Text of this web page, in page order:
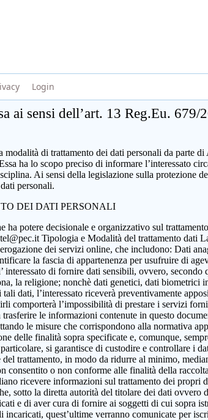
Login
ai sensi dell’art. 13 Reg.Eu. 679/
modalità di trattamento dei dati personali da parte
ha lo scopo preciso di informare l’interessato
Ai sensi della legislazione sulla protezione
personali.
DEI DATI PERSONALI
ha potere decisionale e organizzativo sul
Tipologia e Modalità del trattamento dati
dei servizi online, che includono: Dati
la fascia di appartenenza per usufruire di
interessato di fornire dati sensibili, ovvero,
la religione; nonchè dati genetici, dati
tali dati, l’interessato riceverà preventivamente
comporterà l’impossibilità di prestare i servizi
trasferire le informazioni contenute in questo
le misure che corrispondono alla normativa
delle finalità sopra specificate e, comunque,
si garantisce di custodire e controllare i
trattamento, in modo da ridurre al minimo,
consentito o non conforme alle finalità della
ricevere informazioni sul trattamento dei
sotto la diretta autorità del titolare dei dati
e di aver cura di fornire ai soggetti di cui sopra
quest’ultime verranno comunicate per